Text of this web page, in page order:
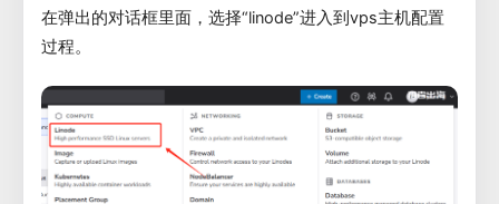
在弹出的对话框里面，选择“linode”进入到vps主机配置
过程。